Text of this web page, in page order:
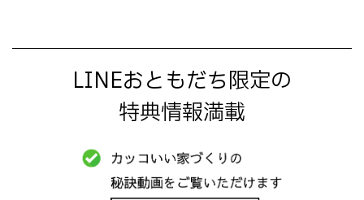
LINEおともだち限定の
特典情報満載